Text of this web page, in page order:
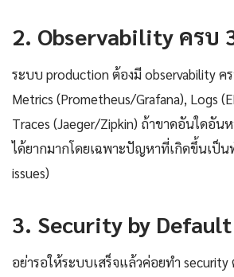
2. Observability ครบ
ระบบ production ต้องมี observability ค
Metrics (Prometheus/Grafana), Logs
Traces (Jaeger/Zipkin) ถ้าขาดอันใดอั
ได้ยากมากโดยเฉพาะปัญหาที่เกิดขึ้นเป็
issues)
3. Security by Default
อย่ารอให้ระบบเสร็จแล้วค่อยทำ